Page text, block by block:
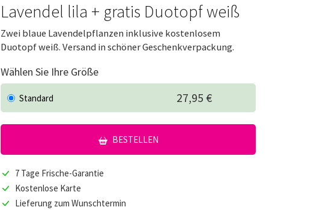
Lavendel lila + gratis Duotopf weiß
Zwei blaue Lavendelpflanzen inklusive kostenlosem
Duotopf weiß. Versand in schöner Geschenkverpackung.
Wählen Sie Ihre Größe
Standard 27,95 €
BESTELLEN
7 Tage Frische-Garantie
Kostenlose Karte
Lieferung zum Wunschtermin